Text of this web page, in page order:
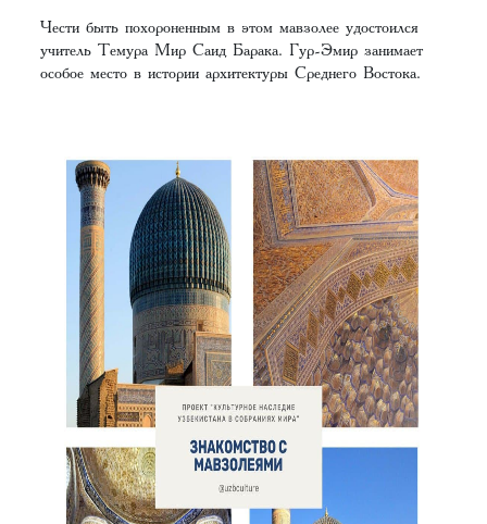
Чести быть похороненным в этом мавзолее удостоился
учитель Темура Мир Саид Барака. Гур-Эмир занимает
особое место в истории архитектуры Среднего Востока.